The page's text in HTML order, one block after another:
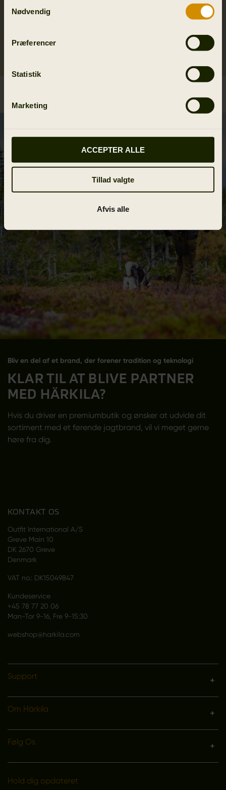
Nødvendig
Præferencer
Statistik
Marketing
ACCEPTER ALLE
Tillad valgte
Afvis alle
discuss my application and process the information provided
in accordance with its Privacy Policy.
Bliv en del af et brand, der forener tradition og teknologi
KLAR TIL AT BLIVE PARTNER
MED HÄRKILA?
Hvis du driver en premiumbutik og ønsker at udvide dit
sortiment med et førende jagtbrand, vil vi meget gerne
høre fra dig.
KONTAKT OS
Outfit International A/S
Greve Main 10
DK 2670 Greve
Denmark
VAT no.: DK15049847
Kundeservice
+45 78 77 20 06
Man-Tor 9-16, Fre 9-15:30
webshop@harkila.com
Support
Om Härkila
Følg Os
Hold dig opdateret